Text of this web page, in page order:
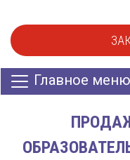
Главное меню